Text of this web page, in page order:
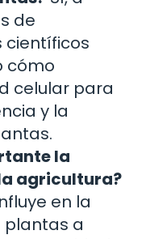
de
científicos
cómo
celular para
y la
la
agricultura?
en la
plantas a